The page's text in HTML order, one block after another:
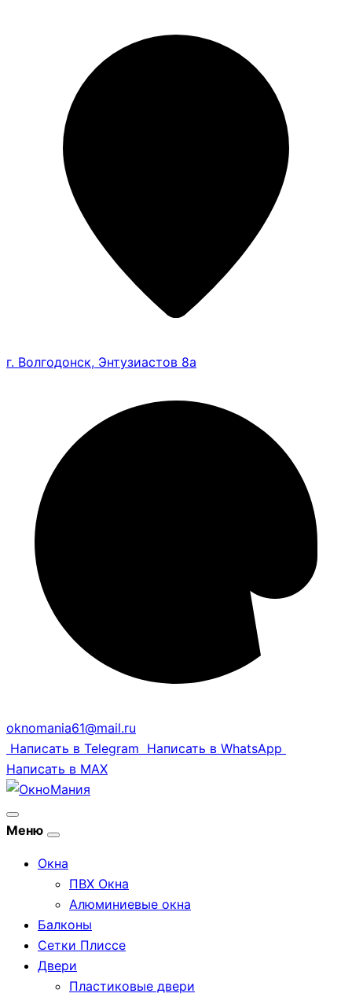
г. Волгодонск, Энтузиастов 8а
oknomania61@mail.ru
Написать в Telegram Написать в WhatsApp
Написать в MAX
Открыть
меню
Меню
Окна
ПВХ Окна
Алюминиевые окна
Балконы
Сетки Плиссе
Двери
Пластиковые двери